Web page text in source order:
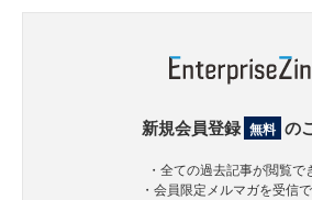
新規会員登録 無料 の
・全ての過去記事が閲覧で
・会員限定メルマガを受信